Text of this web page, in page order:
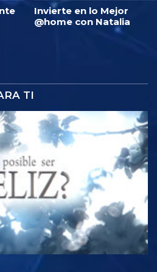
Invierte en lo Mejor
@home con Natalia
TI